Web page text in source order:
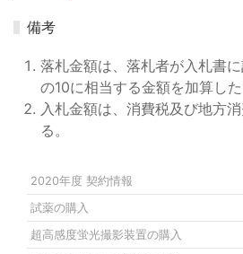
備考
落札金額は、落札者が入札書
の10に相当する金額を加算した
入札金額は、消費税及び地方
る。
2020年度 契約情報
試薬の購入
超高感度蛍光撮影装置の購入